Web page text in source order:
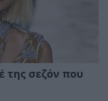
της σεζόν που